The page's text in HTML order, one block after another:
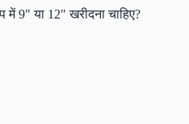
9" या 12" खरीदना चाहिए?